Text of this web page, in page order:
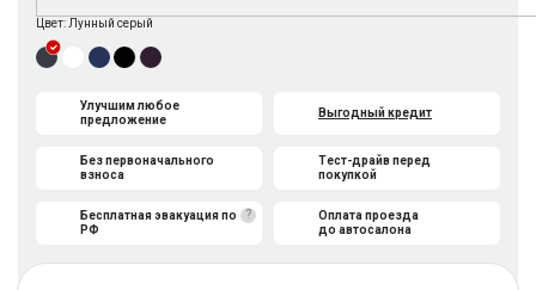
Цвет: Лунный серый
Улучшим любое
предложение
Без первоначального
взноса
Выгодный кредит
Тест-драйв перед
покупкой
?
Бесплатная эвакуация по
РФ
Оплата проезда
до автосалона